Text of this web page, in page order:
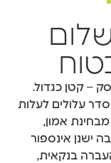
– קטן כגדול.
עלולים לעלות
אמון,
ישנן אינספור
בנקאית,